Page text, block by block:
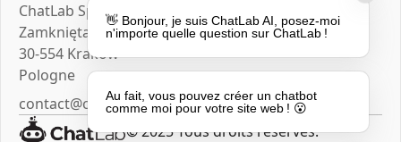
ChatLab Sp. z o.o.
Zamknięta 10/1.5
30-554 Kraków
Pologne
contact@chatlab.com
© 2025 Tous droits réservés.
👋 Bonjour, je suis ChatLab AI, posez-moi
n'importe quelle question sur ChatLab !
Au fait, vous pouvez créer un chatbot
comme moi pour votre site web ! 😮